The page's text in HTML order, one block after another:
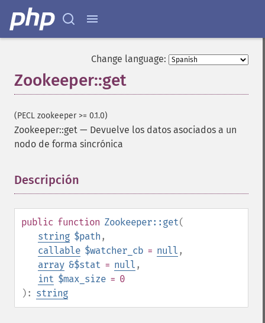
Change language:
Zookeeper::get
(PECL zookeeper >= 0.1.0)
Zookeeper::get — Devuelve los datos asociados a un
nodo de forma sincrónica
Descripción
public function Zookeeper::get(
string $path ,
callable $watcher_cb = null ,
array &$stat = null ,
int $max_size = 0
): string